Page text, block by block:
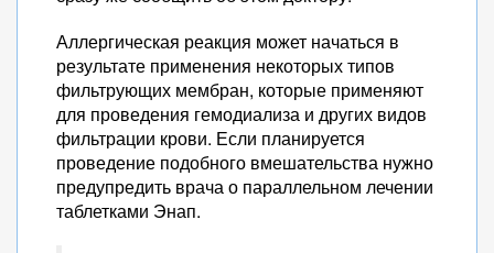
Аллергическая реакция может начаться в
результате применения некоторых типов
фильтрующих мембран, которые применяют
для проведения гемодиализа и других видов
фильтрации крови. Если планируется
проведение подобного вмешательства нужно
предупредить врача о параллельном лечении
таблетками Энап.